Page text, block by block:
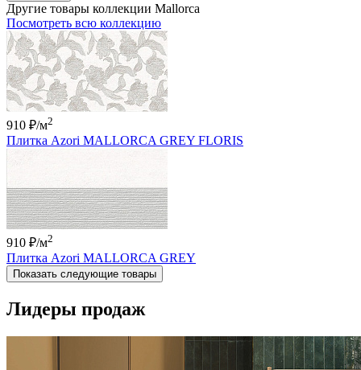
Другие товары коллекции Mallorca
Посмотреть всю коллекцию
910 ₽/м2
Плитка Azori MALLORCA GREY FLORIS
910 ₽/м2
Плитка Azori MALLORCA GREY
Показать следующие товары
Лидеры продаж